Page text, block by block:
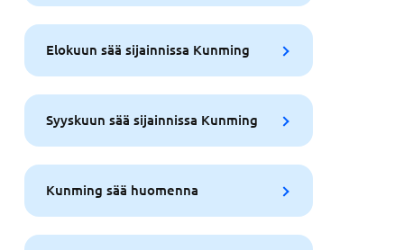
Elokuun sää sijainnissa Kunming
Syyskuun sää sijainnissa Kunming
Kunming sää huomenna